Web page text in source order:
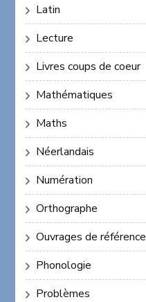
Latin
Lecture
Livres coups de coeur
Mathématiques
Maths
Néerlandais
Numération
Orthographe
Ouvrages de référence
Phonologie
Problèmes